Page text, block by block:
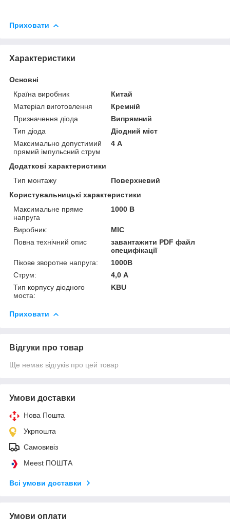
Приховати
Характеристики
Основні
Країна виробник
Китай
Матеріал виготовлення
Кремній
Призначення діода
Випрямний
Тип діода
Діодний міст
Максимально допустимий
прямий імпульсний струм
4 А
Додаткові характеристики
Тип монтажу
Поверхневий
Користувальницькі характеристики
Максимальне пряме
напруга
1000 В
Виробник:
MIC
Повна технічний опис
завантажити PDF файл
специфікації
Пікове зворотне напруга:
1000В
Струм:
4,0 А
Тип корпусу діодного
моста:
KBU
Приховати
Відгуки про товар
Ще немає відгуків про цей товар
Умови доставки
Нова Пошта
Укрпошта
Самовивіз
Meest ПОШТА
Всі умови доставки
Умови оплати